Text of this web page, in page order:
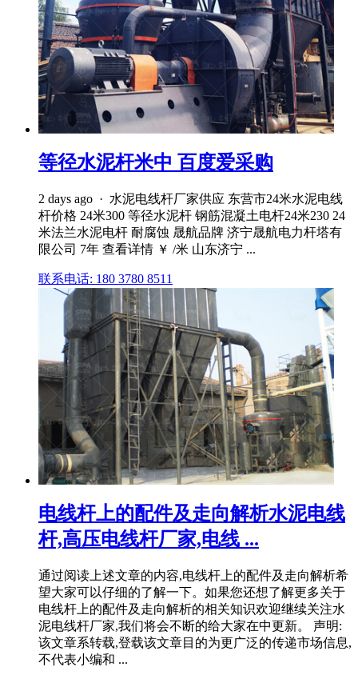
等径水泥杆米中 百度爱采购
2 days ago · 水泥电线杆厂家供应 东营市24米水泥电线
杆价格 24米300 等径水泥杆 钢筋混凝土电杆24米230 24
米法兰水泥电杆 耐腐蚀 晟航品牌 济宁晟航电力杆塔有
限公司 7年 查看详情 ￥ /米 山东济宁 ...
联系电话: 180 3780 8511
电线杆上的配件及走向解析水泥电线
杆,高压电线杆厂家,电线 ...
通过阅读上述文章的内容,电线杆上的配件及走向解析希
望大家可以仔细的了解一下。如果您还想了解更多关于
电线杆上的配件及走向解析的相关知识欢迎继续关注水
泥电线杆厂家,我们将会不断的给大家在中更新。 声明:
该文章系转载,登载该文章目的为更广泛的传递市场信息,
不代表小编和 ...